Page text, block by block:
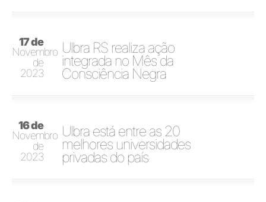
17 de
Novembro
de
2023
Ulbra RS realiza ação
integrada no Mês da
Consciência Negra
16 de
Novembro
de
2023
Ulbra está entre as 20
melhores universidades
privadas do país